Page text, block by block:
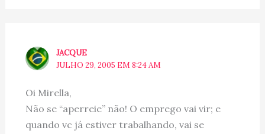
JACQUE
JULHO 29, 2005 EM 8:24 AM
Oi Mirella,
Não se “aperreie” não! O emprego vai vir; e
quando vc já estiver trabalhando, vai se